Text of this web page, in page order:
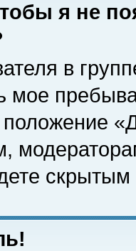
я не
в
мое
скрытым